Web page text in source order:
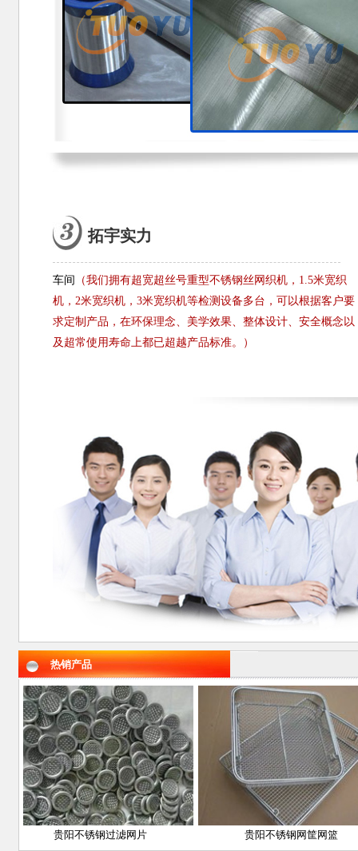
拓宇实力
车间
（我们拥有超宽超丝号重型不锈钢丝网织机，1.5米宽织
机，2米宽织机，3米宽织机等检测设备多台，可以根据客户要
求定制产品，在环保理念、美学效果、整体设计、安全概念以
及超常使用寿命上都已超越产品标准。）
热销产品
贵阳不锈钢过滤网片 贵阳不锈钢网筐网篮